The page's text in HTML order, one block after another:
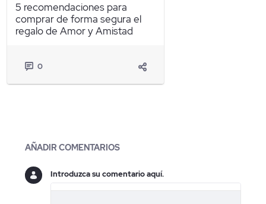
5 recomendaciones para
comprar de forma segura el
regalo de Amor y Amistad
0
Blogs
AÑADIR COMENTARIOS
Introduzca su comentario aquí.